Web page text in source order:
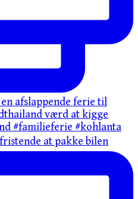
at pakke bilen